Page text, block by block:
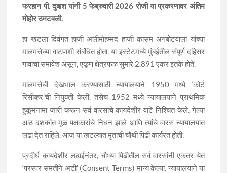
फरहान पी. दुबाश यांनी 5 फेब्रुवारी 2026 रोजी या प्रकरणावर अंतिम
मोहोर उमटवली.
हा खटला दिवंगत हाजी अलीमोहम्मद हाजी कासम अगबोटवाला यांच्या
मालमत्तेच्या वाटपाशी संबंधित होता. या इस्टेटमध्ये मुंबईतील संपूर्ण दहिसर
गावाचा समावेश असून, एकूण क्षेत्रफळ सुमारे 2,891 एकर इतके होते.
मालमत्तेची देखभाल करण्यासाठी न्यायालयाने 1950 मध्ये ‘कोर्ट
रिसीव्हर’ची नियुक्ती केली. तसेच 1952 मध्ये न्यायालयाने प्राथमिक
हुकूमनामा जारी करून सर्व वारसांचे कायदेशीर वाटे निश्चित केले. गेल्या
आठ दशकांत मूळ पक्षकारांचे निधन झाले आणि त्यांचे वारस न्यायालयात
लढा देत राहिले. आज या खटल्यात मृताची चौथी पिढी कार्यरत होती.
प्रदीर्घ कायदेशीर लढाईनंतर, चौथ्या पिढीतील सर्व वारसांनी एकत्र येत
‘परस्पर संमतीने अटी’ (Consent Terms) मान्य केल्या. न्यायालयाने या